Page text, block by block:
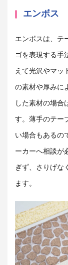
エンボス
エンボスは、テ
ゴを表現する手
えて光沢やマッ
の素材や厚みに
した素材の場合
す。薄手のテー
い場合もあるの
ーカーへ相談が
ぎず、さりげな
ます。